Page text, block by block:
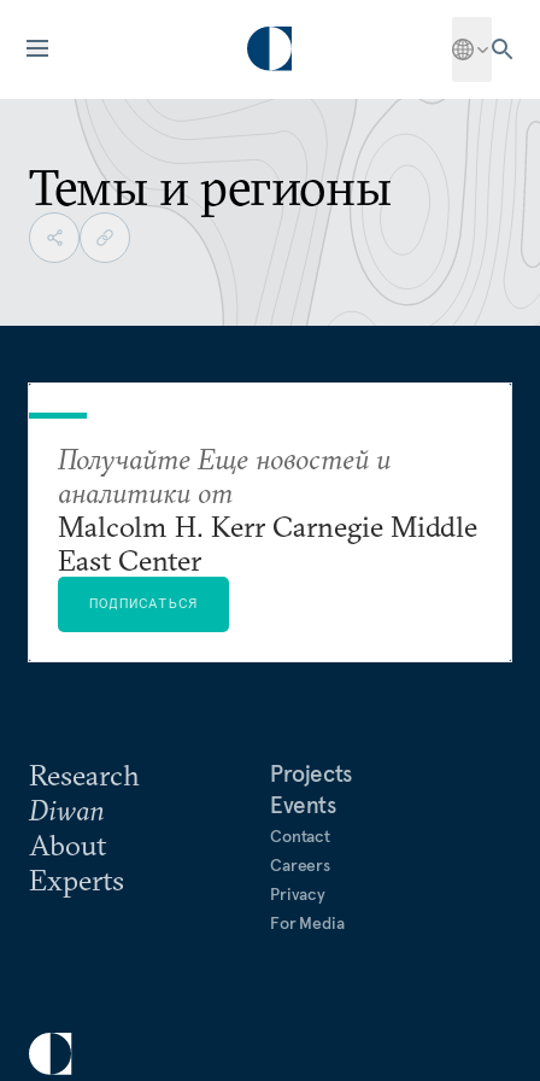
Темы и регионы
Research
Diwan
About
Experts
Projects
Events
Contact
Careers
Privacy
For Media
Получайте Еще новостей и
аналитики от
Malcolm H. Kerr Carnegie Middle
East Center
ПОДПИСАТЬСЯ